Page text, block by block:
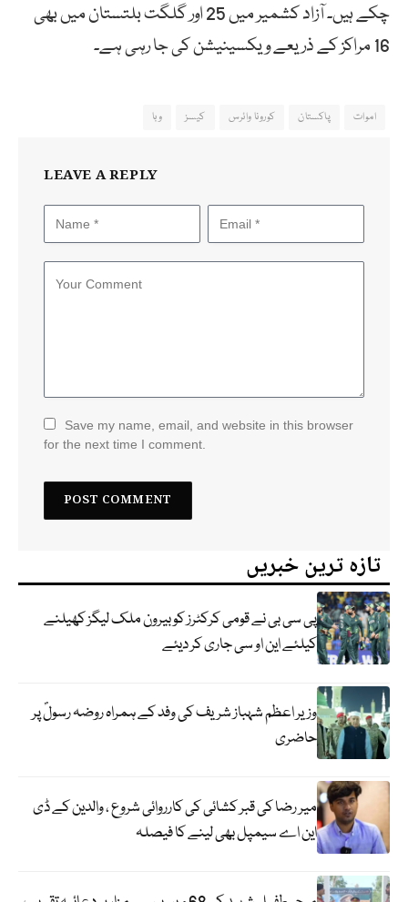
چکے ہیں۔ آزاد کشمیر میں 25 اور گلگت بلتستان میں بھی
16 مراکز کے ذریعے ویکسینیشن کی جا رہی ہے۔
اموات پاکستان کورونا وائرس کیسز وبا
LEAVE A REPLY
Save my name, email, and website in this browser
for the next time I comment.
تازہ ترین خبریں
پی سی بی نے قومی کرکٹرز کو بیرون ملک لیگز کھیلنے
کیلئے این او سی جاری کر دیئے
وزیر اعظم شہباز شریف کی وفد کے ہمراہ روضہ رسولؐ پر
حاضری
میر رضا کی قبر کشائی کی کارروائی شروع ، والدین کے ڈی
این اے سیمپل بھی لینے کا فیصلہ